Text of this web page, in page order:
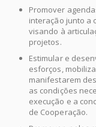
Promover
interação junto a
visando à
projetos.
Estimular e
esforços,
manifestarem
as condições
execução e a
de Cooperação.